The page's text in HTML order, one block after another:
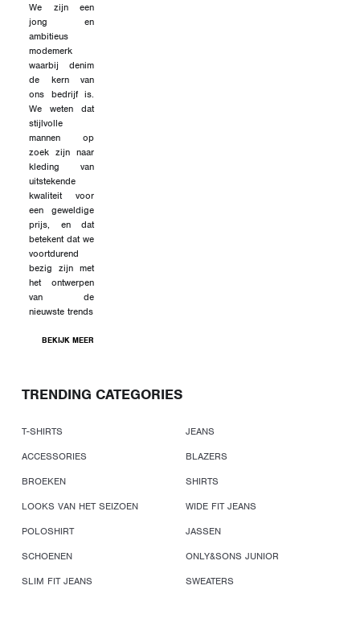
We zijn een
jong en
ambitieus
modemerk
waarbij denim
de kern van
ons bedrijf is.
We weten dat
stijlvolle
mannen op
zoek zijn naar
kleding van
uitstekende
kwaliteit voor
een geweldige
prijs, en dat
betekent dat we
voortdurend
bezig zijn met
het ontwerpen
van de
nieuwste trends
BEKIJK MEER
TRENDING CATEGORIES
T-SHIRTS
JEANS
ACCESSORIES
BLAZERS
BROEKEN
SHIRTS
LOOKS VAN HET SEIZOEN
WIDE FIT JEANS
POLOSHIRT
JASSEN
SCHOENEN
ONLY&SONS JUNIOR
SLIM FIT JEANS
SWEATERS